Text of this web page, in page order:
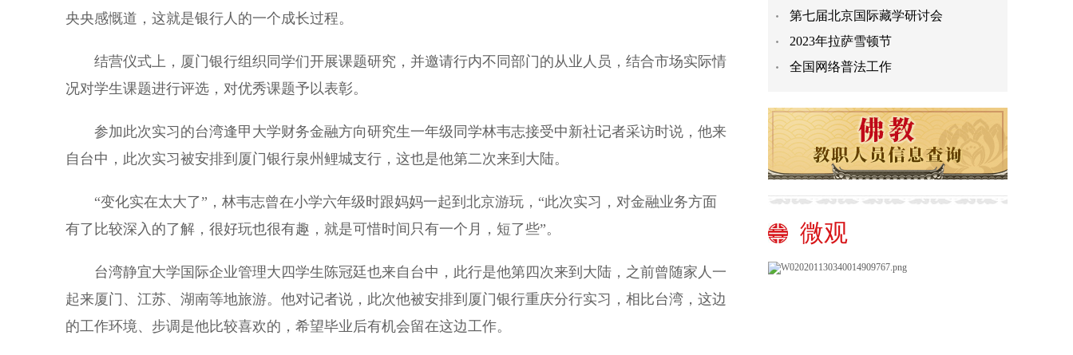
央央感慨道，这就是银行人的一个成长过程。
结营仪式上，厦门银行组织同学们开展课题研究，并邀请行内不同部门的从业人员，结合市场实际情
况对学生课题进行评选，对优秀课题予以表彰。
参加此次实习的台湾逢甲大学财务金融方向研究生一年级同学林韦志接受中新社记者采访时说，他来
自台中，此次实习被安排到厦门银行泉州鲤城支行，这也是他第二次来到大陆。
“变化实在太大了”，林韦志曾在小学六年级时跟妈妈一起到北京游玩，“此次实习，对金融业务方面
有了比较深入的了解，很好玩也很有趣，就是可惜时间只有一个月，短了些”。
台湾静宜大学国际企业管理大四学生陈冠廷也来自台中，此行是他第四次来到大陆，之前曾随家人一
起来厦门、江苏、湖南等地旅游。他对记者说，此次他被安排到厦门银行重庆分行实习，相比台湾，这边
的工作环境、步调是他比较喜欢的，希望毕业后有机会留在这边工作。
第七届北京国际藏学研讨会
2023年拉萨雪顿节
全国网络普法工作
微观